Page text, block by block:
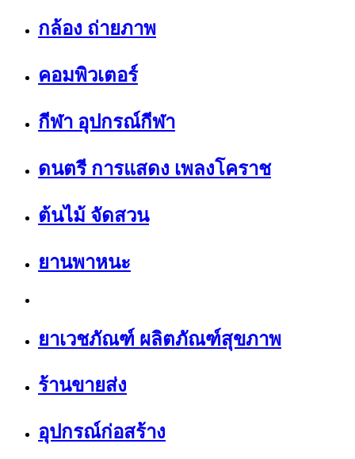
กล้อง ถ่ายภาพ
คอมพิวเตอร์
กีฬา อุปกรณ์กีฬา
ดนตรี การแสดง เพลงโคราช
ต้นไม้ จัดสวน
ยานพาหนะ
ยาเวชภัณฑ์ ผลิตภัณฑ์สุขภาพ
ร้านขายส่ง
อุปกรณ์ก่อสร้าง